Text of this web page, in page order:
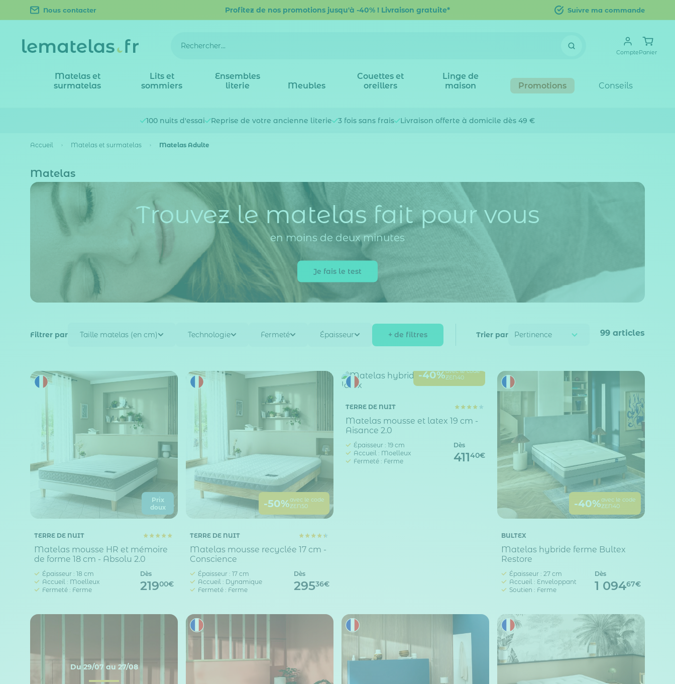
Nous contacter Profitez de nos promotions jusqu'à -40% ! Livraison gratuite* Suivre ma commande
ComptePanier
Matelas et
surmatelas
Lits et
sommiers
Ensembles
literie
Meubles
Couettes et
oreillers
Linge de
maison
Promotions Conseils
100 nuits d'essai Reprise de votre ancienne literie 3 fois sans frais Livraison offerte à domicile dès 49 €
Accueil Matelas et surmatelas Matelas Adulte
Matelas
Trouvez le matelas fait pour vous
en moins de deux minutes
Je fais le test
Filtrer par Taille matelas (en cm) Technologie Fermeté Épaisseur + de filtres Trier par 99 articles
Prix
doux
TERRE DE NUIT
Matelas mousse HR et mémoire
de forme 18 cm - Absolu 2.0
Épaisseur : 18 cm
Accueil : Moelleux
Fermeté : Ferme
Dès
21900€
-50%avec le code
ZEN50
TERRE DE NUIT
Matelas mousse recyclée 17 cm -
Conscience
Épaisseur : 17 cm
Accueil : Dynamique
Fermeté : Ferme
Dès
29536€
-40%avec le code
ZEN40
TERRE DE NUIT
Matelas mousse et latex 19 cm -
Aisance 2.0
Épaisseur : 19 cm
Accueil : Moelleux
Fermeté : Ferme
Dès
41140€
-40%avec le code
ZEN40
BULTEX
Matelas hybride ferme Bultex
Restore
Épaisseur : 27 cm
Accueil : Enveloppant
Soutien : Ferme
Dès
1 09467€
Du 29/07 au 27/08